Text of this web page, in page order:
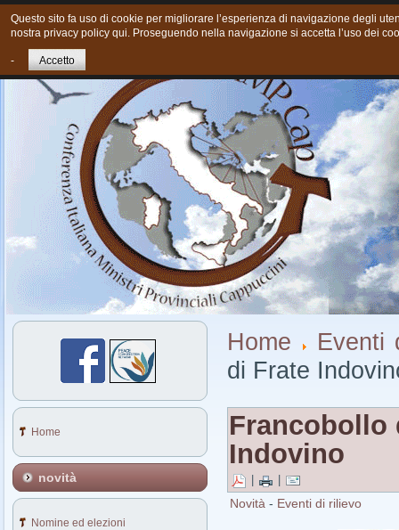
Home Chi siamo Cosa Facciamo oggi Giovani
Home
novità
Nomine ed elezioni
Home
Eventi
di Frate
Francobollo
Indovino
Novità - Eventi di rilievo
Questo sito fa uso di cookie per migliorare l’esperienza di navigazione degli
nostra privacy policy qui. Proseguendo nella navigazione si accetta l’uso dei
- Accetto